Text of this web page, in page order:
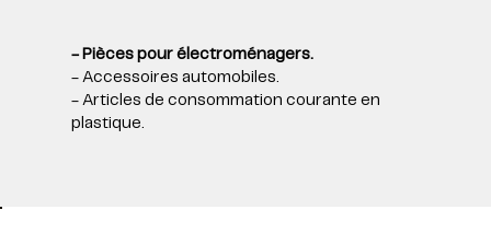
- Pièces pour électroménagers.
- Accessoires automobiles.
- Articles de consommation courante en
plastique.